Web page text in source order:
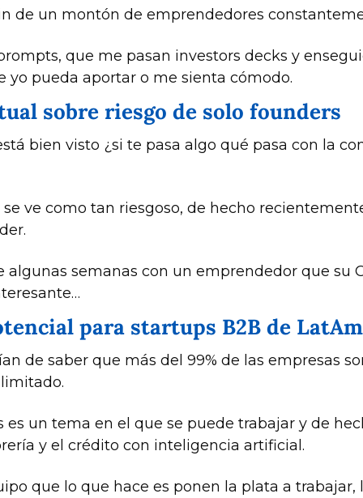
de un montón de emprendedores
que me pasan investors decks y
yo pueda aportar o me sienta cómodo.
sobre riesgo de solo founders
bien visto ¿si te pasa algo qué pasa con la
ve como tan riesgoso, de hecho
algunas semanas con un emprendedor que su
para startups B2B de LatAm
de saber que más del 99% de las empresas
un tema en el que se puede trabajar y de
y el crédito con inteligencia artificial.
que lo que hace es ponen la plata a trabajar,